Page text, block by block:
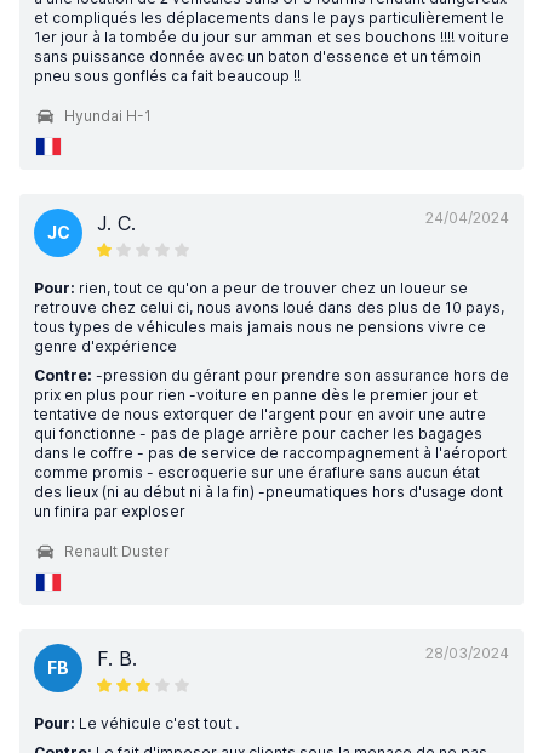
et compliqués les déplacements dans le pays particulièrement le
1er jour à la tombée du jour sur amman et ses bouchons !!!! voiture
sans puissance donnée avec un baton d'essence et un témoin
pneu sous gonflés ca fait beaucoup !!
Hyundai H-1
24/04/2024
JC J. C.
Pour: rien, tout ce qu'on a peur de trouver chez un loueur se
retrouve chez celui ci, nous avons loué dans des plus de 10 pays,
tous types de véhicules mais jamais nous ne pensions vivre ce
genre d'expérience
Contre: -pression du gérant pour prendre son assurance hors de
prix en plus pour rien -voiture en panne dès le premier jour et
tentative de nous extorquer de l'argent pour en avoir une autre
qui fonctionne - pas de plage arrière pour cacher les bagages
dans le coffre - pas de service de raccompagnement à l'aéroport
comme promis - escroquerie sur une éraflure sans aucun état
des lieux (ni au début ni à la fin) -pneumatiques hors d'usage dont
un finira par exploser
Renault Duster
28/03/2024
FB F. B.
Pour: Le véhicule c'est tout .